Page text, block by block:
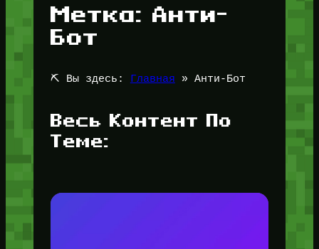
Метка: Анти-
Бот
⛏️ Вы здесь: Главная » Анти-Бот
Весь Контент По
Теме: